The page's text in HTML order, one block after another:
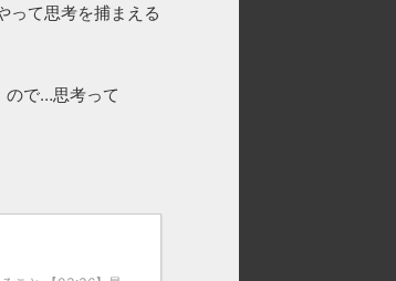
って思考を捕まえる
ので…思考って